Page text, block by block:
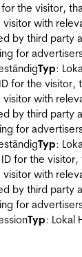
the visitor,
with
by third party
for
Typ:
for the visitor,
with
by third party
for
Typ:
for the
with
by third party
for
Typ: Lokal